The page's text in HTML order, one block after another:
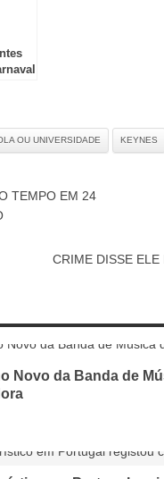
OU UNIVERSIDADE KEYNES
TEMPO EM 24
CRIME DISSE ELE
Novo da Banda de